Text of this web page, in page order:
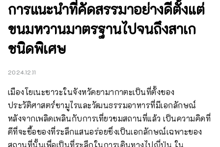
การแนะนำที่คัดสรรมาอย่างดีตั้งแต่
ขนมหวานมาตรฐานไปจนถึงสาเก
ชนิดพิเศษ
2024.12.11
เมืองโยเนะซาวะในจังหวัดยามากาตะเป็นที่ตั้งของ
ประวัติศาสตร์ซามูไรและวัฒนธรรมอาหารที่มีเอกลักษณ์
หลังจากเพลิดเพลินกับการเที่ยวชมสถานที่แล้ว เป็นความคิดที่
ดีที่จะซื้อของที่ระลึกแสนอร่อยซึ่งเป็นเอกลักษณ์เฉพาะของ
สถานที่นั้นเพื่อเป็นที่ระลึกในการเดินทางไปญี่ปุ่น ใน